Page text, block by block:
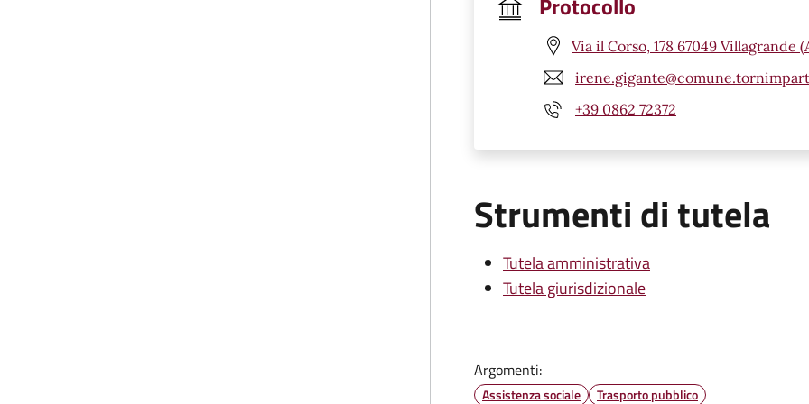
Via il Corso, 178 67049 Villagrande
+39 0862 72372
Strumenti di tutela
Tutela amministrativa
Tutela giurisdizionale
Argomenti:
Assistenza sociale Trasporto pubblico